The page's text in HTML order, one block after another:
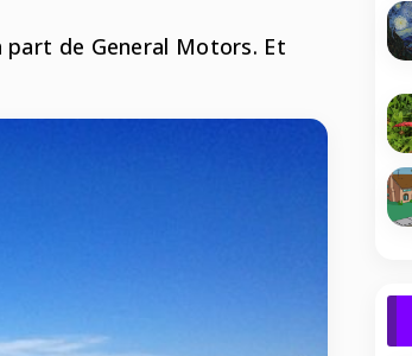
part de General Motors. Et